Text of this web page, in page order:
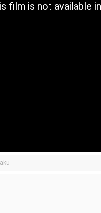
film is not available in